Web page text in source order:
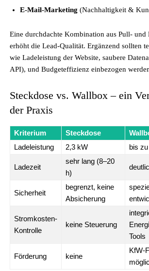
E-Mail-Marketing (Nachhaltigkeit &
Eine durchdachte Kombination aus Pull- und
erhöht die Lead-Qualität. Ergänzend sollten
wie Ladeleistung der Website, saubere
API), und Budgeteffizienz einbezogen
Steckdose vs. Wallbox – ein
der Praxis
Kriterium Steckdose
Ladeleistung
2,3 kW bis
Ladezeit
sehr lang (8–20
h)
Sicherheit
begrenzt, keine
Absicherung
Stromkosten-
Kontrolle
keine Steuerung
Tools
Förderung keine
KfW-